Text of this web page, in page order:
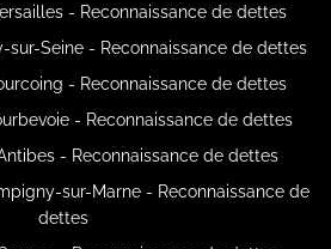
- Reconnaissance de dettes
sur-Seine - Reconnaissance de dettes
- Reconnaissance de dettes
- Reconnaissance de dettes
- Reconnaissance de dettes
sur-Marne - Reconnaissance de
dettes